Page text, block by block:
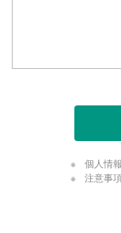
個人情
注意事